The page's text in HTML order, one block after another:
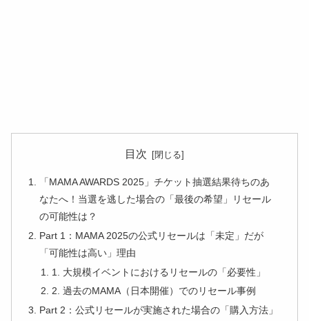
目次
「MAMA AWARDS 2025」チケット抽選結果待ちのあ
なたへ！当選を逃した場合の「最後の希望」リセール
の可能性は？
Part 1：MAMA 2025の公式リセールは「未定」だが
「可能性は高い」理由
1. 大規模イベントにおけるリセールの「必要性」
2. 過去のMAMA（日本開催）でのリセール事例
Part 2：公式リセールが実施された場合の「購入方法」